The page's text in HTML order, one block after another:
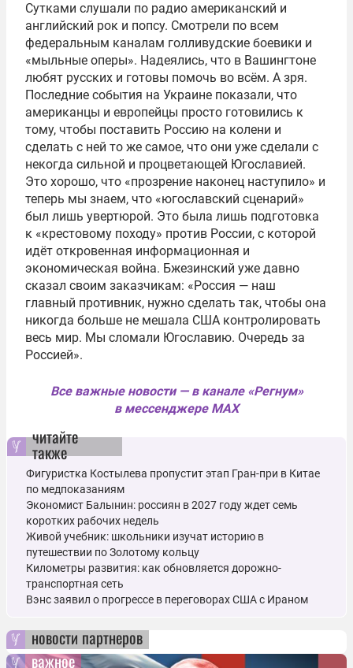
Сутками слушали по радио американский и
английский рок и попсу. Смотрели по всем
федеральным каналам голливудские боевики и
«мыльные оперы». Надеялись, что в Вашингтоне
любят русских и готовы помочь во всём. А зря.
Последние события на Украине показали, что
американцы и европейцы просто готовились к
тому, чтобы поставить Россию на колени и
сделать с ней то же самое, что они уже сделали с
некогда сильной и процветающей Югославией.
Это хорошо, что «прозрение наконец наступило» и
теперь мы знаем, что «югославский сценарий»
был лишь увертюрой. Это была лишь подготовка
к «крестовому походу» против России, с которой
идёт откровенная информационная и
экономическая война. Бжезинский уже давно
сказал своим заказчикам: «Россия — наш
главный противник, нужно сделать так, чтобы она
никогда больше не мешала США контролировать
весь мир. Мы сломали Югославию. Очередь за
Россией».
Все важные новости — в канале «Регнум»
в мессенджере MAX
читайте
также
Фигуристка Костылева пропустит этап Гран-при в Китае
по медпоказаниям
Экономист Балынин: россиян в 2027 году ждет семь
коротких рабочих недель
Живой учебник: школьники изучат историю в
путешествии по Золотому кольцу
Километры развития: как обновляется дорожно-
транспортная сеть
Вэнс заявил о прогрессе в переговорах США с Ираном
новости партнеров
важное